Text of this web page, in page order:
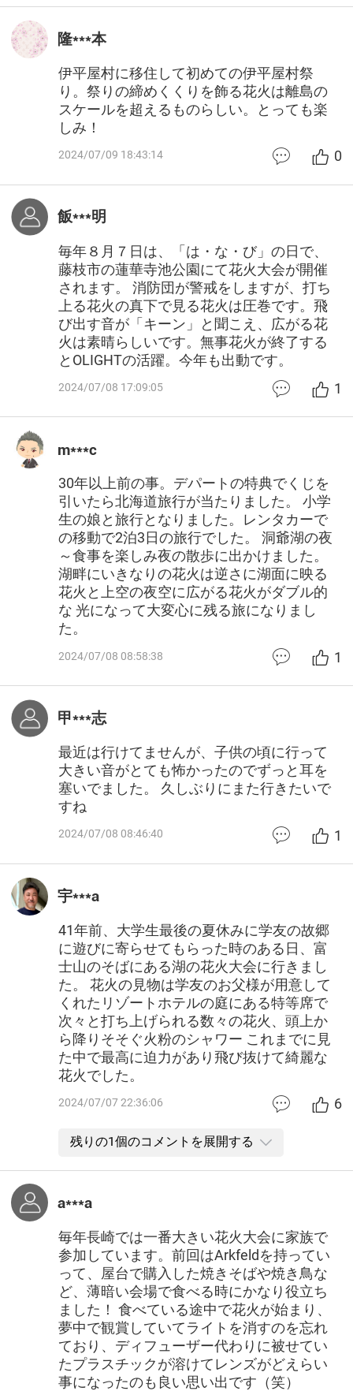
隆***本
伊平屋村に移住して初めての伊平屋村祭
り。祭りの締めくくりを飾る花火は離島の
スケールを超えるものらしい。とっても楽
しみ！
2024/07/09 18:43:14 0
飯***明
毎年８月７日は、「は・な・び」の日で、
藤枝市の蓮華寺池公園にて花火大会が開催
されます。 消防団が警戒をしますが、打ち
上る花火の真下で見る花火は圧巻です。飛
び出す音が「キーン」と聞こえ、広がる花
火は素晴らしいです。無事花火が終了する
とOLIGHTの活躍。今年も出動です。
2024/07/08 17:09:05 1
m***c
30年以上前の事。デパートの特典でくじを
引いたら北海道旅行が当たりました。 小学
生の娘と旅行となりました。レンタカーで
の移動で2泊3日の旅行でした。 洞爺湖の夜
～食事を楽しみ夜の散歩に出かけました。
湖畔にいきなりの花火は逆さに湖面に映る
花火と上空の夜空に広がる花火がダブル的
な 光になって大変心に残る旅になりまし
た。
2024/07/08 08:58:38 1
甲***志
最近は行けてませんが、子供の頃に行って
大きい音がとても怖かったのでずっと耳を
塞いでました。 久しぶりにまた行きたいで
すね
2024/07/08 08:46:40 1
宇***a
41年前、大学生最後の夏休みに学友の故郷
に遊びに寄らせてもらった時のある日、富
士山のそばにある湖の花火大会に行きまし
た。 花火の見物は学友のお父様が用意して
くれたリゾートホテルの庭にある特等席で
次々と打ち上げられる数々の花火、頭上か
ら降りそそぐ火粉のシャワー これまでに見
た中で最高に迫力があり飛び抜けて綺麗な
花火でした。
2024/07/07 22:36:06 6
残りの1個のコメントを展開する
a***a
毎年長崎では一番大きい花火大会に家族で
参加しています。前回はArkfeldを持ってい
って、屋台で購入した焼きそばや焼き鳥な
ど、薄暗い会場で食べる時にかなり役立ち
ました！ 食べている途中で花火が始まり、
夢中で観賞していてライトを消すのを忘れ
ており、ディフューザー代わりに被せてい
たプラスチックが溶けてレンズがどえらい
事になったのも良い思い出です（笑）